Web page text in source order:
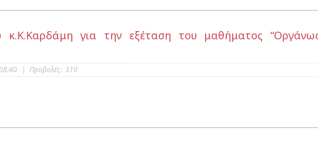
κ.Κ.Καρδάμη για την εξέταση του μαθήματος
| Προβολές: 310